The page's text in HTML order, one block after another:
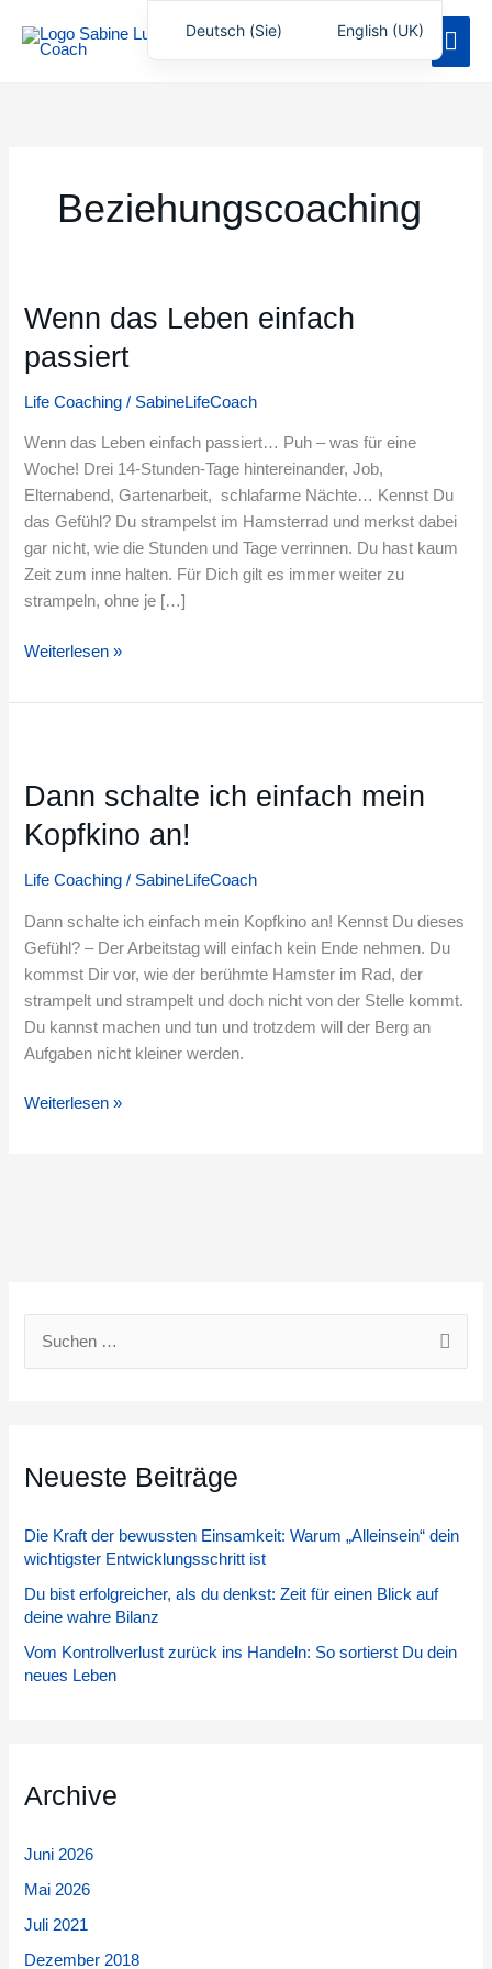
Inhalt
Beziehungscoaching
Wenn das Leben einfach
passiert
Life Coaching / SabineLifeCoach
Wenn das Leben einfach passiert… Puh – was für eine
Woche! Drei 14-Stunden-Tage hintereinander, Job,
Elternabend, Gartenarbeit, schlafarme Nächte… Kennst Du
das Gefühl? Du strampelst im Hamsterrad und merkst dabei
gar nicht, wie die Stunden und Tage verrinnen. Du hast kaum
Zeit zum inne halten. Für Dich gilt es immer weiter zu
strampeln, ohne je […]
Wenn
Leben
Weiterlesen »
Dann schalte ich einfach mein
Kopfkino an!
Life Coaching / SabineLifeCoach
Dann schalte ich einfach mein Kopfkino an! Kennst Du dieses
Gefühl? – Der Arbeitstag will einfach kein Ende nehmen. Du
kommst Dir vor, wie der berühmte Hamster im Rad, der
strampelt und strampelt und doch nicht von der Stelle kommt.
Du kannst machen und tun und trotzdem will der Berg an
Aufgaben nicht kleiner werden.
ich
mein
Kopfkino
Weiterlesen »
e
n
a
c
Neueste Beiträge
Die Kraft der bewussten Einsamkeit: Warum „Alleinsein“ dein
wichtigster Entwicklungsschritt ist
Du bist erfolgreicher, als du denkst: Zeit für einen Blick auf
deine wahre Bilanz
Vom Kontrollverlust zurück ins Handeln: So sortierst Du dein
neues Leben
Archive
Juni 2026
Mai 2026
Juli 2021
Dezember 2018
Deutsch (Sie) English (UK)